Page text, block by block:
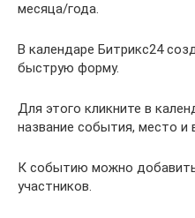
месяца/года.
В календаре Битрикс24
быструю форму.
Для этого кликните в
название события, место и
К событию можно
участников.